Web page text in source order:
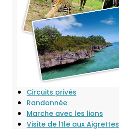
Circuits privés
Randonnée
Marche avec les lions
Visite de l’Ile aux Aigrettes